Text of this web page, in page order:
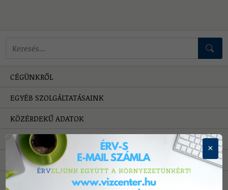
Mire keressünk?
CÉGÜNKRŐL
EGYÉB SZOLGÁLTATÁSAINK
KÖZÉRDEKŰ ADATOK
HIBAELHÁRÍTÁS
PÁLYÁZATOK
A VÍZRŐL
×